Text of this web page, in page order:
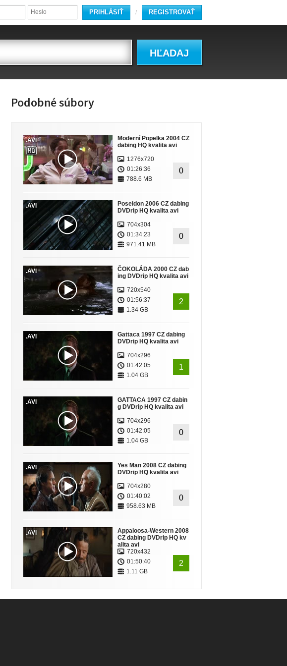
/
PRIHLÁSIŤ REGISTROVAŤ
HĽADAJ
Podobné súbory
.AVI
Moderní Popelka 2004 CZ
dabing HQ kvalita avi
1276x720
01:26:36
788.6 MB
0
.AVI
Poseidon 2006 CZ dabing
DVDrip HQ kvalita avi
704x304
01:34:23
971.41 MB
0
.AVI
ČOKOLÁDA 2000 CZ dab
ing DVDrip HQ kvalita avi
720x540
01:56:37
1.34 GB
2
.AVI
Gattaca 1997 CZ dabing
DVDrip HQ kvalita avi
704x296
01:42:05
1.04 GB
1
.AVI
GATTACA 1997 CZ dabin
g DVDrip HQ kvalita avi
704x296
01:42:05
1.04 GB
0
.AVI
Yes Man 2008 CZ dabing
DVDrip HQ kvalita avi
704x280
01:40:02
958.63 MB
0
.AVI
Appaloosa-Western 2008
CZ dabing DVDrip HQ kv
alita avi
720x432
01:50:40
1.11 GB
2